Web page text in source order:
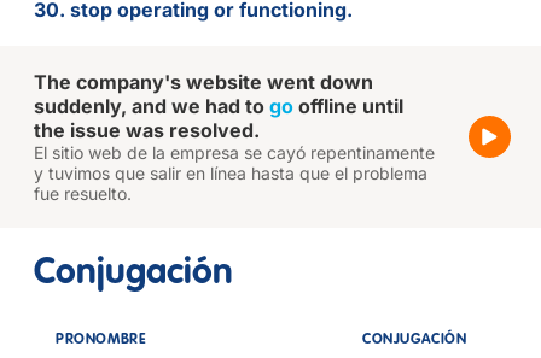
30. stop operating or functioning.
The company's website went down
suddenly, and we had to go offline until
the issue was resolved.
El sitio web de la empresa se cayó repentinamente
y tuvimos que salir en línea hasta que el problema
fue resuelto.
Conjugación
PRONOMBRE CONJUGACIÓN